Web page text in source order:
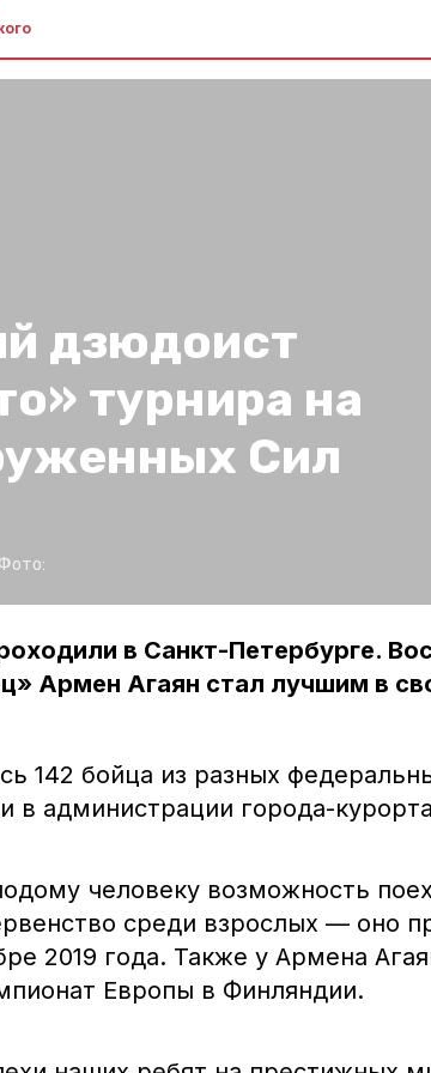
дзюдоист
турнира на
Сил
Фото:
в Санкт-Петербурге.
Армен Агаян стал лучшим в
142 бойца из разных
в администрации города-
человеку возможность
среди взрослых — оно
2019 года. Также у Армена
Европы в Финляндии.